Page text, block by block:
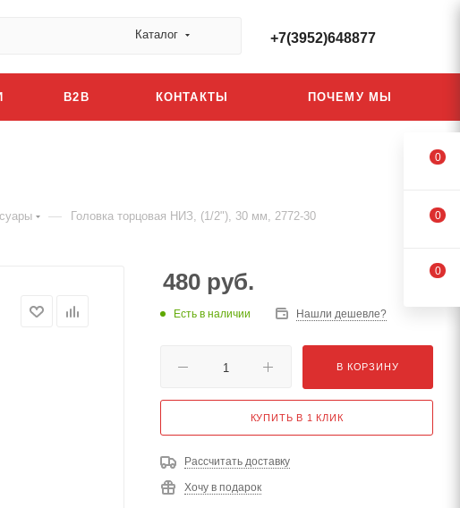
Каталог +7(3952)648877
B2B КОНТАКТЫ ПОЧЕМУ МЫ
— Головка торцовая НИЗ, (1/2"), 30 мм, 2772-30
480 руб.
Есть в наличии Нашли дешевле?
В КОРЗИНУ
КУПИТЬ В 1 КЛИК
Рассчитать доставку
Хочу в подарок
0
0
0